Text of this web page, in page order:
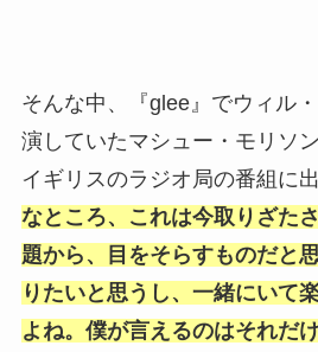
そんな中、『glee』でウィル
演していたマシュー・モリソ
イギリスのラジオ局の番組に
なところ、これは今取りざた
題から、目をそらすものだと
りたいと思うし、一緒にいて
よね。僕が言えるのはそれだけ